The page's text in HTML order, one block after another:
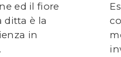
ed il fiore
ditta è la
in